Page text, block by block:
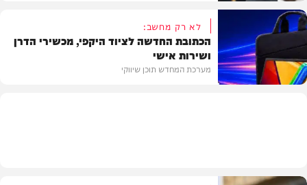
וידאו
לא רק מחשב:
הכתובת החדשה לציוד היקפי, מכשירי הדרן
ושירות אישי
מערכת המחדש תוכן שיווקי